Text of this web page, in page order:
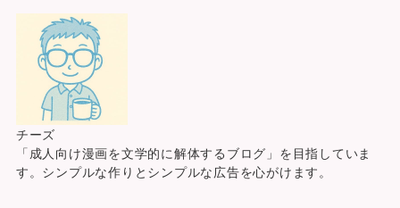
チーズ
「成人向け漫画を文学的に解体するブログ」を目指していま
す。シンプルな作りとシンプルな広告を心がけます。